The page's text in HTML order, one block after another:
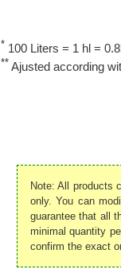
* 100 Liters = 1 hl =
** Ajusted according
Note: All products
only. You can
guarantee that all
minimal quantity
confirm the exact